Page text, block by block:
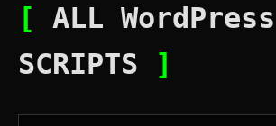
[
ALL WordPress
SCRIPTS
]